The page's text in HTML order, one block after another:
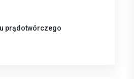
prądotwórczego